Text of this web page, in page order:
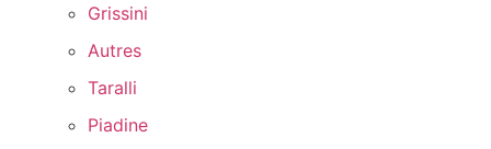
Grissini
Autres
Taralli
Piadine